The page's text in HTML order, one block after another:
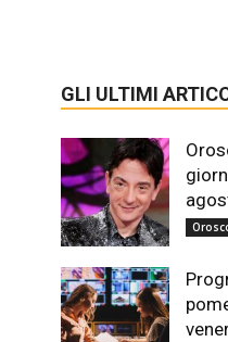
GLI ULTIMI